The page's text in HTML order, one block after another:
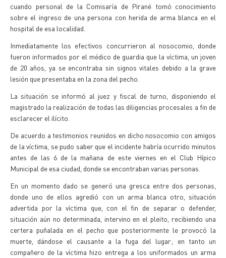
cuando personal de la Comisaría de Pirané tomó conocimiento
sobre el ingreso de una persona con herida de arma blanca en el
hospital de esa localidad.
Inmediatamente los efectivos concurrieron al nosocomio, donde
fueron informados por el médico de guardia que la víctima, un joven
de 20 años, ya se encontraba sin signos vitales debido a la grave
lesión que presentaba en la zona del pecho.
La situación se informó al juez y fiscal de turno, disponiendo el
magistrado la realización de todas las diligencias procesales a fin de
esclarecer el ilícito.
De acuerdo a testimonios reunidos en dicho nosocomio con amigos
de la víctima, se pudo saber que el incidente habría ocurrido minutos
antes de las 6 de la mañana de este viernes en el Club Hípico
Municipal de esa ciudad, donde se encontraban varias personas.
En un momento dado se generó una gresca entre dos personas,
donde uno de ellos agredió con un arma blanca otro, situación
advertida por la víctima que, con el fin de separar o defender,
situación aún no determinada, intervino en el pleito, recibiendo una
certera puñalada en el pecho que posteriormente le provocó la
muerte, dándose el causante a la fuga del lugar; en tanto un
compañero de la víctima hizo entrega a los uniformados un arma